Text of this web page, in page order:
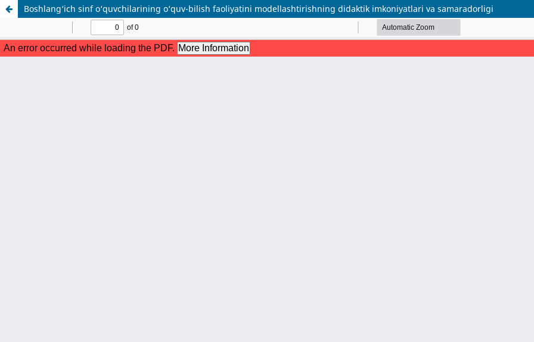
Boshlang‘ich sinf o‘quvchilarining o‘quv-bilish faoliyatini modellashtirishning didaktik imkoniyatlari va samaradorligi